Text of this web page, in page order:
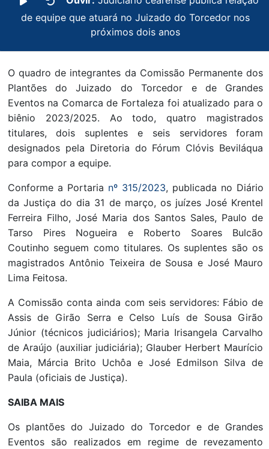
de equipe que atuará no Juizado do Torcedor nos
próximos dois anos
O quadro de integrantes da Comissão Permanente dos
Plantões do Juizado do Torcedor e de Grandes
Eventos na Comarca de Fortaleza foi atualizado para o
biênio 2023/2025. Ao todo, quatro magistrados
titulares, dois suplentes e seis servidores foram
designados pela Diretoria do Fórum Clóvis Beviláqua
para compor a equipe.
Conforme a Portaria nº 315/2023, publicada no Diário
da Justiça do dia 31 de março, os juízes José Krentel
Ferreira Filho, José Maria dos Santos Sales, Paulo de
Tarso Pires Nogueira e Roberto Soares Bulcão
Coutinho seguem como titulares. Os suplentes são os
magistrados Antônio Teixeira de Sousa e José Mauro
Lima Feitosa.
A Comissão conta ainda com seis servidores: Fábio de
Assis de Girão Serra e Celso Luís de Sousa Girão
Júnior (técnicos judiciários); Maria Irisangela Carvalho
de Araújo (auxiliar judiciária); Glauber Herbert Maurício
Maia, Márcia Brito Uchôa e José Edmilson Silva de
Paula (oficiais de Justiça).
SAIBA MAIS
Os plantões do Juizado do Torcedor e de Grandes
Eventos são realizados em regime de revezamento